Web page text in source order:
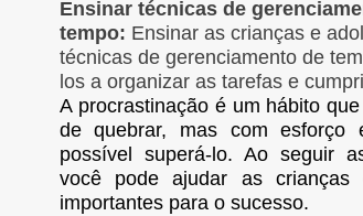
Ensinar técnicas de
tempo: Ensinar as crianças e
técnicas de gerenciamento de
los a organizar as tarefas e
A procrastinação é um hábito
de quebrar, mas com esforço
possível superá-lo. Ao seguir
você pode ajudar as crianças
importantes para o sucesso.